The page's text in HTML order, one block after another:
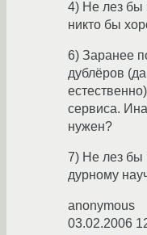
4) Не лез бы
никто бы
6) Заранее
дублёров
сервиса.
нужен?
7) Не лез бы
дурному
anonymous
03.02.2006